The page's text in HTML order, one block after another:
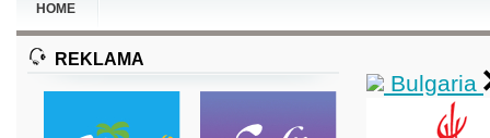
HOME
REKLAMA
Bulgaria